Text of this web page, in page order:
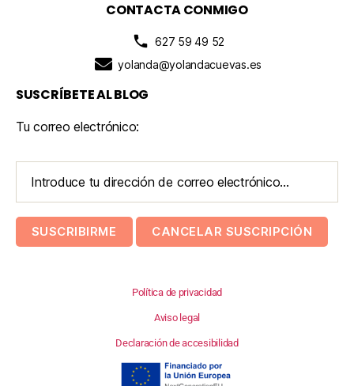
CONTACTA CONMIGO
627 59 49 52
yolanda@yolandacuevas.es
SUSCRÍBETE AL BLOG
Tu correo electrónico:
Política de privacidad
Aviso legal
Declaración de accesibilidad